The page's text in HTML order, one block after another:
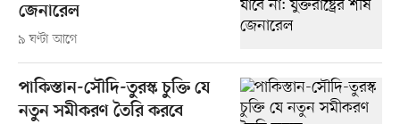
জেনারেল
৯ ঘণ্টা আগে
পাকিস্তান-সৌদি-তুরস্ক চুক্তি যে
নতুন সমীকরণ তৈরি করবে